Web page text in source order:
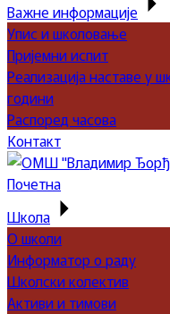
Важне информације
Упис и школовање
Пријемни испит
Реализација наставе у
години
Распоред часова
Контакт
Почетна
Школа
О школи
Информатор о раду
Школски колектив
Активи и тимови